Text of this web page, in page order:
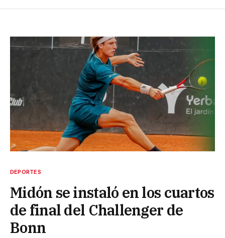
DEPORTES
Midón se instaló en los cuartos
de final del Challenger de
Bonn